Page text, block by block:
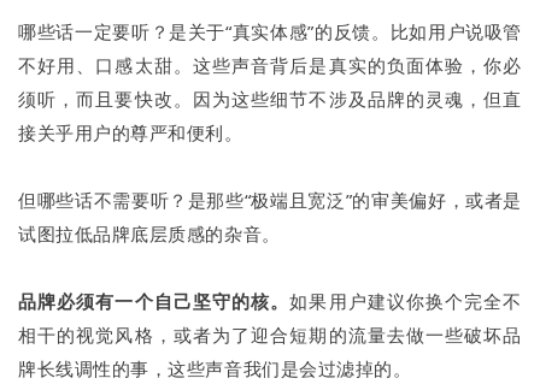
哪些话一定要听？是关于“真实体感”的反馈。比如用户说吸管
不好用、口感太甜。这些声音背后是真实的负面体验，你必
须听，而且要快改。因为这些细节不涉及品牌的灵魂，但直
接关乎用户的尊严和便利。
但哪些话不需要听？是那些“极端且宽泛”的审美偏好，或者是
试图拉低品牌底层质感的杂音。
品牌必须有一个自己坚守的核。如果用户建议你换个完全不
相干的视觉风格，或者为了迎合短期的流量去做一些破坏品
牌长线调性的事，这些声音我们是会过滤掉的。